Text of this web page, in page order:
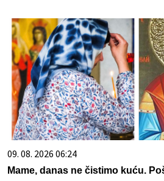
09. 08. 2026 06:24
Mame, danas ne čistimo kuću.